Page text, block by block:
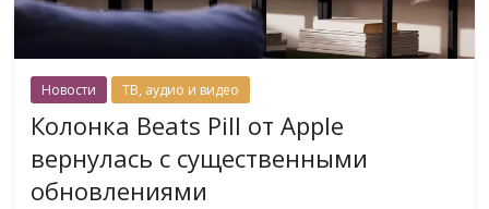
Новости ТВ, аудио и видео
Колонка Beats Pill от Apple
вернулась с существенными
обновлениями